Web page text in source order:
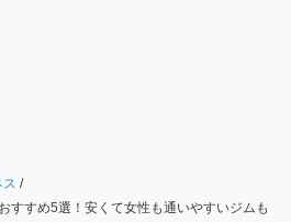
/
すすめ5選！安くて女性も通いやすいジムも